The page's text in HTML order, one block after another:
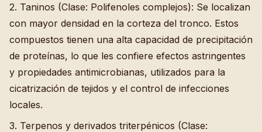
2. Taninos (Clase: Polifenoles complejos): Se localizan
con mayor densidad en la corteza del tronco. Estos
compuestos tienen una alta capacidad de precipitación
de proteínas, lo que les confiere efectos astringentes
y propiedades antimicrobianas, utilizados para la
cicatrización de tejidos y el control de infecciones
locales.
3. Terpenos y derivados triterpénicos (Clase: